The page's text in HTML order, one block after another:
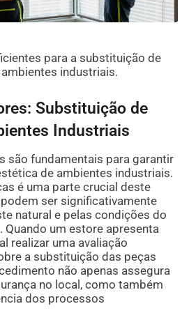
para a substituição de
industriais.
Substituição de
Industriais
são fundamentais para garantir
de ambientes industriais.
é uma parte crucial deste
ser significativamente
natural e pelas condições do
Quando um estore apresenta
realizar uma avaliação
a substituição das peças
não apenas assegura
no local, como também
dos processos